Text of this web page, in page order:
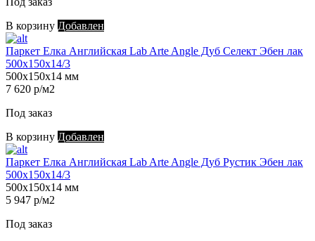
В корзину Добавлен
Паркет Елка Английская Lab Arte Angle Дуб Селект Эбен лак
500х150х14/3
500х150х14 мм
7 620 р/м2
Под заказ
В корзину Добавлен
Паркет Елка Английская Lab Arte Angle Дуб Рустик Эбен лак
500х150х14/3
500х150х14 мм
5 947 р/м2
Под заказ